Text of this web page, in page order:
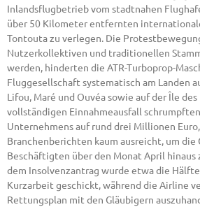
Inlandsflugbetrieb vom stadtnahen
über 50 Kilometer entfernten
Tontouta zu verlegen. Die
Nutzerkollektiven und traditionellen
werden, hinderten die ATR-Turboprop-
Fluggesellschaft systematisch am Landen
Lifou, Maré und Ouvéa sowie auf der Île des
vollständigen Einnahmeausfall
Unternehmens auf rund drei Millionen
Branchenberichten kaum ausreicht, um die
Beschäftigten über den Monat April hinaus
dem Insolvenzantrag wurde etwa die
Kurzarbeit geschickt, während die Airline
Rettungsplan mit den Gläubigern